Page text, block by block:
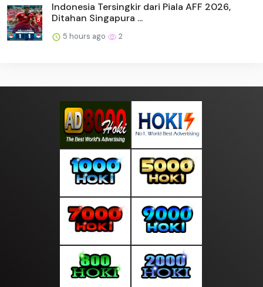
Indonesia Tersingkir dari Piala AFF 2026,
Ditahan Singapura ...
5 hours ago 2